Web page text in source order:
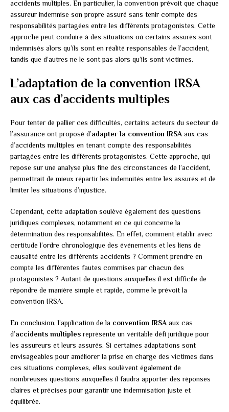
accidents multiples. En particulier, la convention prévoit que chaque
assureur indemnise son propre assuré sans tenir compte des
responsabilités partagées entre les différents protagonistes. Cette
approche peut conduire à des situations où certains assurés sont
indemnisés alors qu’ils sont en réalité responsables de l’accident,
tandis que d’autres ne le sont pas alors qu’ils sont victimes.
L’adaptation de la convention IRSA
aux cas d’accidents multiples
Pour tenter de pallier ces difficultés, certains acteurs du secteur de
l’assurance ont proposé d’adapter la convention IRSAaux cas
d’accidents multiples en tenant compte des responsabilités
partagées entre les différents protagonistes. Cette approche, qui
repose sur une analyse plus fine des circonstances de l’accident,
permettrait de mieux répartir les indemnités entre les assurés et de
limiter les situations d’injustice.
Cependant, cette adaptation soulève également des questions
juridiques complexes, notamment en ce qui concerne la
détermination des responsabilités. En effet, comment établir avec
certitude l’ordre chronologique des événements et les liens de
causalité entre les différents accidents ? Comment prendre en
compte les différentes fautes commises par chacun des
protagonistes ? Autant de questions auxquelles il est difficile de
répondre de manière simple et rapide, comme le prévoit la
convention IRSA.
En conclusion, l’application de la convention IRSAaux cas
d’accidents multiplesreprésente un véritable défi juridique pour
les assureurs et leurs assurés. Si certaines adaptations sont
envisageables pour améliorer la prise en charge des victimes dans
ces situations complexes, elles soulèvent également de
nombreuses questions auxquelles il faudra apporter des réponses
claires et précises pour garantir une indemnisation juste et
équilibrée.